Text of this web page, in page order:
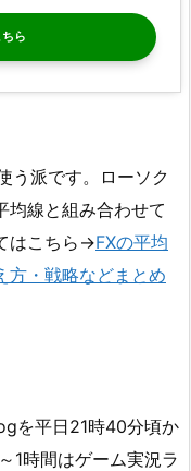
う派です。ローソク
均線と組み合わせて
はこちら→FXの平均
方・戦略などまとめ
を平日21時40分頃か
1時間はゲーム実況ラ